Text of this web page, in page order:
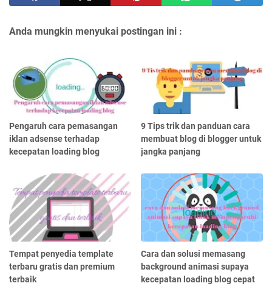
Anda mungkin menyukai postingan ini :
Pengaruh cara pemasangan
iklan adsense terhadap
kecepatan loading blog
9 Tips trik dan panduan cara
membuat blog di blogger untuk
jangka panjang
Tempat penyedia template
terbaru gratis dan premium
terbaik
Cara dan solusi memasang
background animasi supaya
kecepatan loading blog cepat